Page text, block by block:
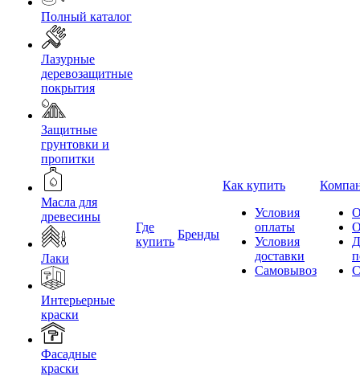
Полный каталог
Лазурные
деревозащитные
покрытия
Защитные
грунтовки и
пропитки
Масла для
древесины
Лаки
Интерьерные
краски
Фасадные
краски
Где
купить
Бренды
Как купить
Условия
оплаты
Условия
доставки
Самовывоз